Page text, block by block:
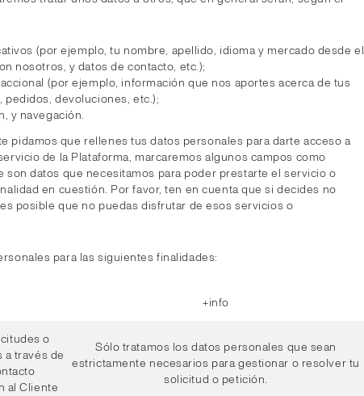
(por ejemplo, tu nombre, apellido, idioma y mercado desde el
nosotros, y datos de contacto, etc.);
(por ejemplo, información que nos aportes acerca de tus
pedidos, devoluciones, etc.);
y navegación.
pidamos que rellenes tus datos personales para darte acceso a
de la Plataforma, marcaremos algunos campos como
son datos que necesitamos para poder prestarte el servicio o
en cuestión. Por favor, ten en cuenta que si decides no
posible que no puedas disfrutar de esos servicios o
para las siguientes finalidades:
+info
o
través de
al Cliente
Sólo tratamos los datos personales que sean
estrictamente necesarios para gestionar o resolver tu
solicitud o petición.